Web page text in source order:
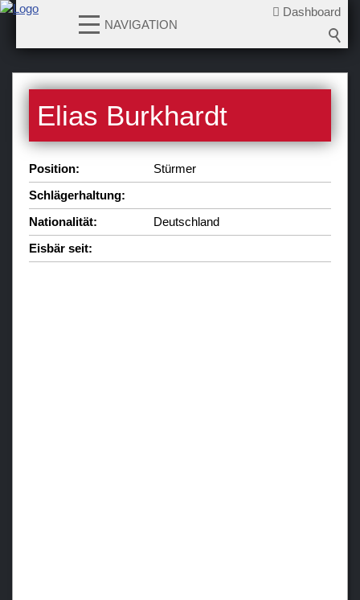
Dashboard
NAVIGATION
News
Teams
Verein
Sponsoren / Partner
Fanzone
Elias Burkhardt
Position:
Stürmer
Schlägerhaltung:
Nationalität:
Deutschland
Eisbär seit: